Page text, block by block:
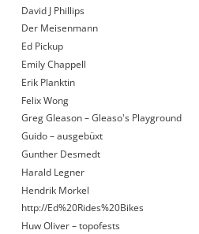
David J Phillips
Der Meisenmann
Ed Pickup
Emily Chappell
Erik Planktin
Felix Wong
Greg Gleason – Gleaso's Playground
Guido – ausgebüxt
Gunther Desmedt
Harald Legner
Hendrik Morkel
http://Ed%20Rides%20Bikes
Huw Oliver – topofests